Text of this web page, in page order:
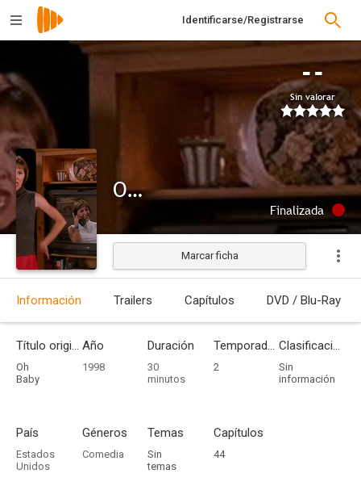
Identificarse/Registrarse
--
Sin valorar
Oh Baby
Finalizada
Marcar ficha
Información Trailers Capítulos DVD / Blu-Ray
Título original
Oh
Baby
Año
1998
Duración
30
minutos
Temporadas
2
Clasificación por edades
Sin
información
País
Estados
Unidos
Géneros
Comedia
Temas
Sin
temas
Capítulos
44